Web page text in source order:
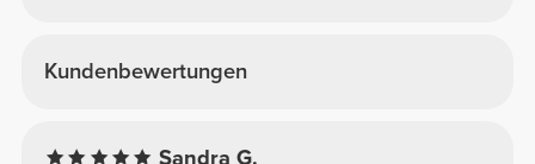
Kundenbewertungen
Sandra G.